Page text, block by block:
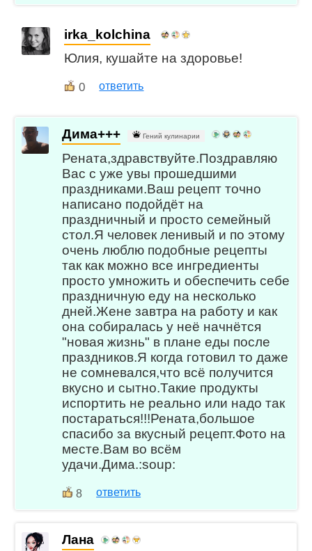
irka_kolchina
Юлия, кушайте на здоровье!
0 ответить
Дима+++ Гений кулинарии
Рената,здравствуйте.Поздравляю
Вас с уже увы прошедшими
праздниками.Ваш рецепт точно
написано подойдёт на
праздничный и просто семейный
стол.Я человек ленивый и по этому
очень люблю подобные рецепты
так как можно все ингредиенты
просто умножить и обеспечить себе
праздничную еду на несколько
дней.Жене завтра на работу и как
она собиралась у неё начнётся
"новая жизнь" в плане еды после
праздников.Я когда готовил то даже
не сомневался,что всё получится
вкусно и сытно.Такие продукты
испортить не реально или надо так
постараться!!!Рената,большое
спасибо за вкусный рецепт.Фото на
месте.Вам во всём
удачи.Дима.:soup:
8 ответить
Лана